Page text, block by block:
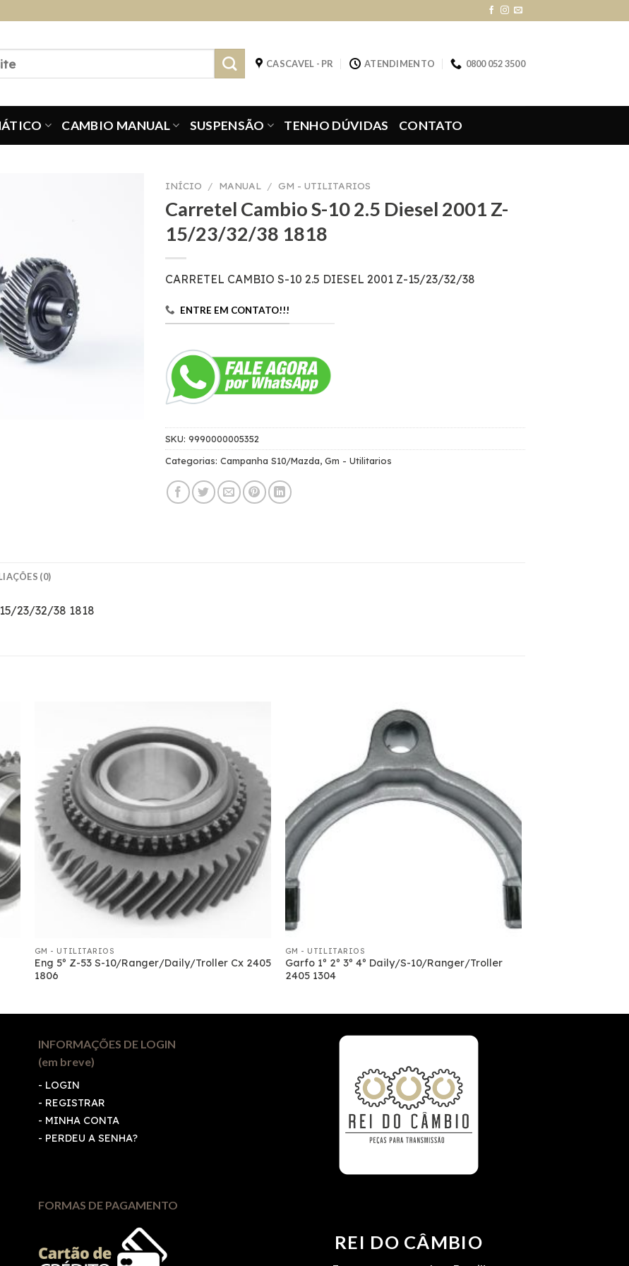
CASCAVEL - PR ATENDIMENTO 0800 052 3500
CAMBIO MANUAL SUSPENSÃO TENHO DÚVIDAS CONTATO
INÍCIO / MANUAL / GM - UTILITARIOS
Carretel Cambio S-10 2.5 Diesel 2001 Z-
15/23/32/38 1818
CARRETEL CAMBIO S-10 2.5 DIESEL 2001 Z-15/23/32/38
ENTRE EM CONTATO!!!
SKU: 9990000005352
Categorias: Campanha S10/Mazda, Gm - Utilitarios
(0)
23/32/38 1818
GM - UTILITARIOS
Eng 5º Z-53 S-10/Ranger/Daily/Troller Cx 2405
1806
GM - UTILITARIOS
Garfo 1º 2º 3º 4º Daily/S-10/Ranger/Troller
2405 1304
INFORMAÇÕES DE LOGIN
(em breve)
- LOGIN
- REGISTRAR
- MINHA CONTA
- PERDEU A SENHA?
FORMAS DE PAGAMENTO
REI DO CÂMBIO